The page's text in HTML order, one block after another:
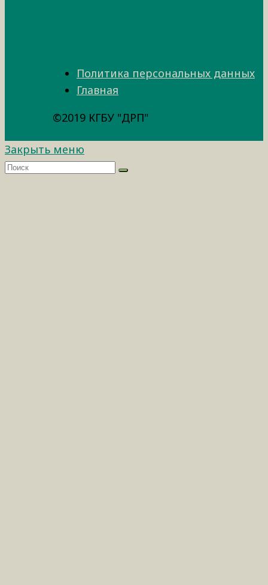
Политика персональных данных
Главная
©2019 КГБУ "ДРП"
Закрыть меню